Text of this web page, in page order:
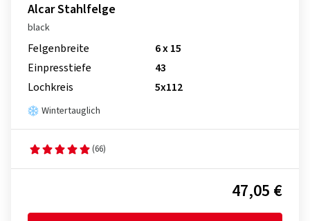
Alcar Stahlfelge
black
Felgenbreite
6 x 15
Einpresstiefe
43
Lochkreis
5x112
Wintertauglich
(66)
47,05 €